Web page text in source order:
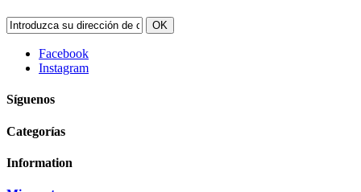
OK
Facebook
Instagram
Síguenos
Categorías
Information